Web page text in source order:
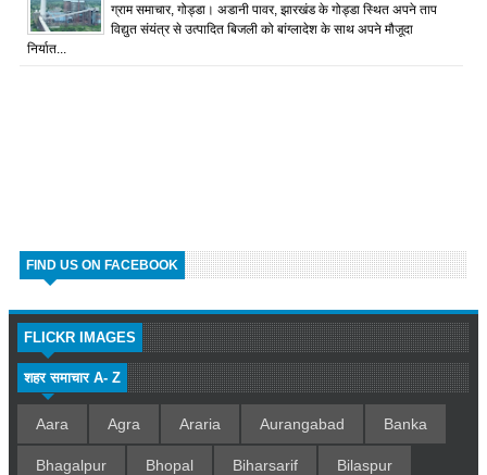
ग्राम समाचार, गोड्डा। अडानी पावर, झारखंड के गोड्डा स्थित अपने ताप
विद्युत संयंत्र से उत्पादित बिजली को बांग्लादेश के साथ अपने मौजूदा
निर्यात...
FIND US ON FACEBOOK
FLICKR IMAGES
शहर समाचार A- Z
Aara Agra Araria Aurangabad Banka
Bhagalpur Bhopal Biharsarif Bilaspur